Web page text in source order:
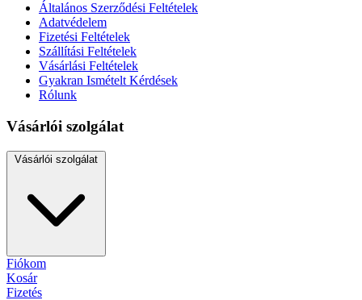
Általános Szerződési Feltételek
Adatvédelem
Fizetési Feltételek
Szállítási Feltételek
Vásárlási Feltételek
Gyakran Ismételt Kérdések
Rólunk
Vásárlói szolgálat
Vásárlói szolgálat
Fiókom
Kosár
Fizetés